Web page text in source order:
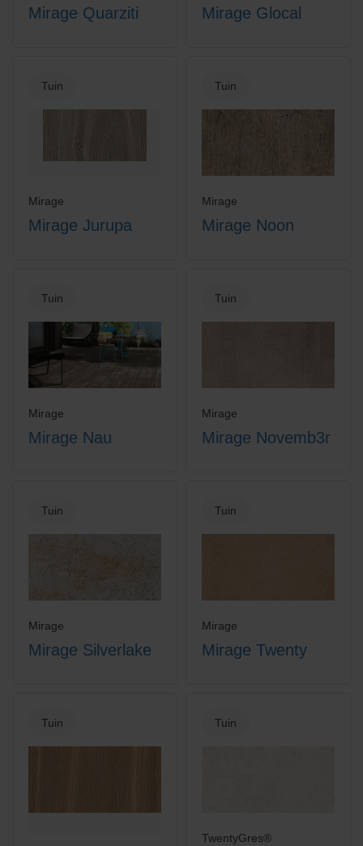
Mirage Quarziti Mirage Glocal
Tuin
Mirage
Mirage Jurupa
Tuin
Mirage
Mirage Noon
Tuin
Mirage
Mirage Nau
Tuin
Mirage
Mirage Novemb3r
Tuin
Mirage
Mirage Silverlake
Tuin
Mirage
Mirage Twenty
Tuin Tuin
TwentyGres®